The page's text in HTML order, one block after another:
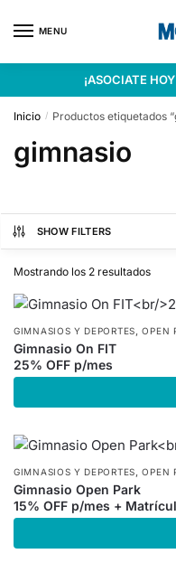
MENU
¡ASOCIATE
Inicio / Productos etiquetados
gimnasio
SHOW FILTERS
Mostrando los 2 resultados
GIMNASIOS Y DEPORTES ,OPEN
Gimnasio On FIT
25% OFF p/mes
GIMNASIOS Y DEPORTES ,OPEN
Gimnasio Open Park
15% OFF p/mes +